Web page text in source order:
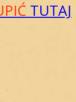
TUTAJ